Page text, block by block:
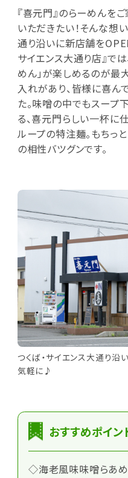
『喜元門』のらーめんを
いただきたい！そんな想
通り沿いに新店舗を
サイエンス大通り店』で
めん」が楽しめるのが最
入れがあり、皆様に喜ん
た。味噌の中でもスープ
る、喜元門らしい一杯に
ループの特注麺。もちっ
の相性バツグンです。
つくば・サイエンス大通り沿
気軽に♪
おすすめポイン
◇海老風味味噌らあ